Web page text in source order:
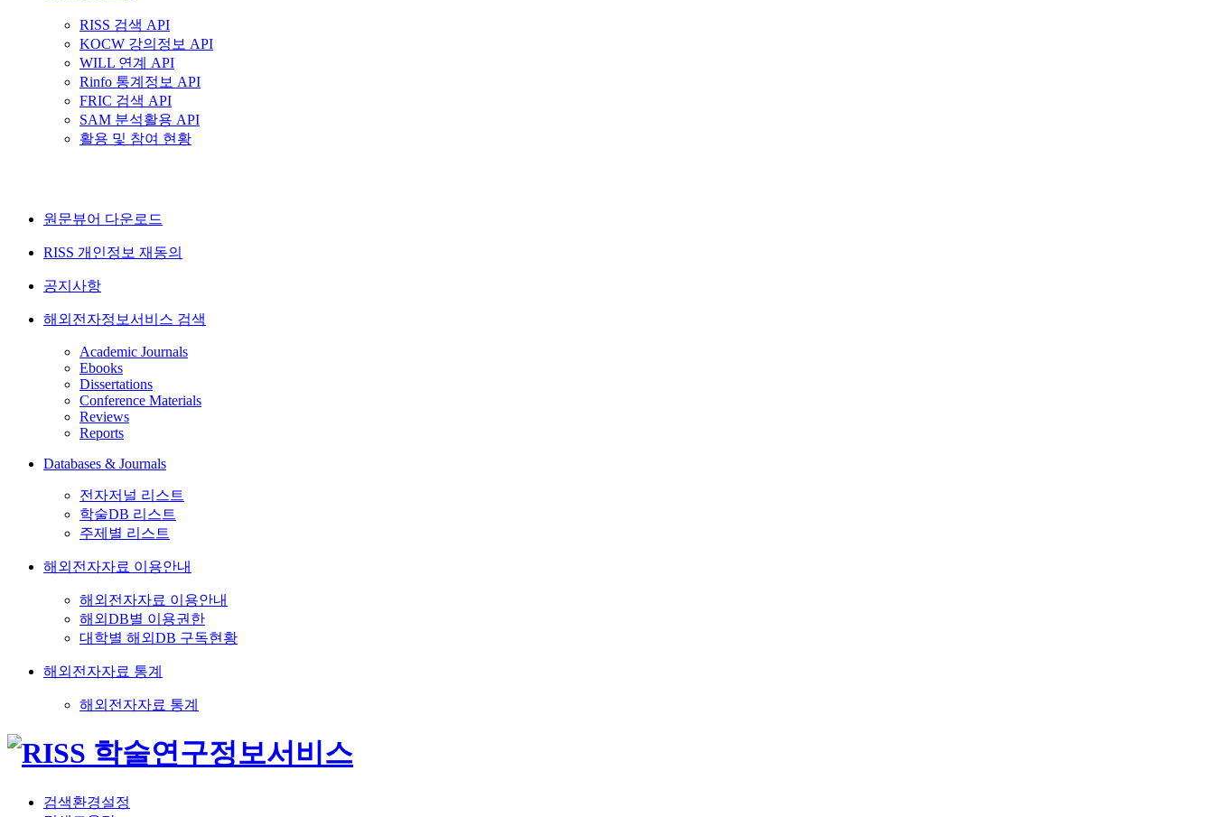
RISS 검색 API
KOCW 강의정보 API
WILL 연계 API
Rinfo 통계정보 API
FRIC 검색 API
SAM 분석활용 API
활용 및 참여 현황
원문뷰어 다운로드
RISS 개인정보 재동의
공지사항
해외전자정보서비스 검색
Academic Journals
Ebooks
Dissertations
Conference Materials
Reviews
Reports
Databases & Journals
전자저널 리스트
학술DB 리스트
주제별 리스트
해외전자자료 이용안내
해외전자자료 이용안내
해외DB별 이용권한
대학별 해외DB 구독현황
해외전자자료 통계
해외전자자료 통계
검색환경설정